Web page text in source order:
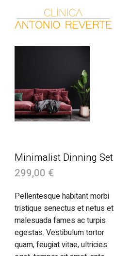
Minimalist Dinning Set
299,00 €
Pellentesque habitant morbi
tristique senectus et netus et
malesuada fames ac turpis
egestas. Vestibulum tortor
quam, feugiat vitae, ultricies